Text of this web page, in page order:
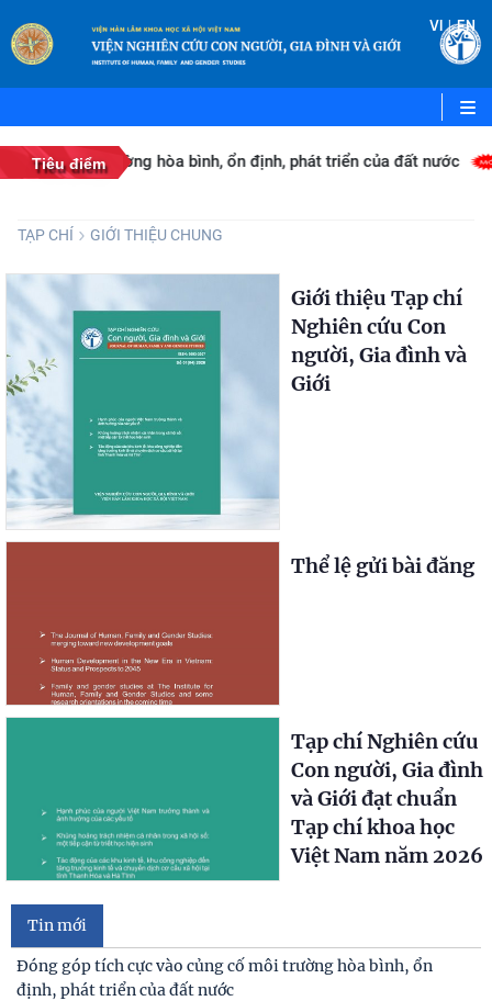
VI |EN
Tiêu điểm
cố môi trường hòa bình, ổn định, phát triển của đất nước
TẠP CHÍ GIỚI THIỆU CHUNG
Giới thiệu Tạp chí
Nghiên cứu Con
người, Gia đình và
Giới
Thể lệ gửi bài đăng
Tạp chí Nghiên cứu
Con người, Gia đình
và Giới đạt chuẩn
Tạp chí khoa học
Việt Nam năm 2026
Tin mới
Đóng góp tích cực vào củng cố môi trường hòa bình, ổn
định, phát triển của đất nước